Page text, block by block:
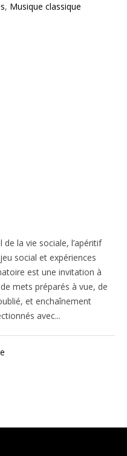
, Musique classique
la vie sociale, l’apéritif
social et expériences
est une invitation à
mets préparés à vue, de
et enchaînement
avec...